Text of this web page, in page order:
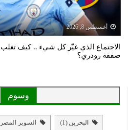
أغسطس 8, 2026
الاجتماع الذي غيّر كل شيء .. كيف
صفقة رودري؟
وسوم
البحرين (1) السوبر